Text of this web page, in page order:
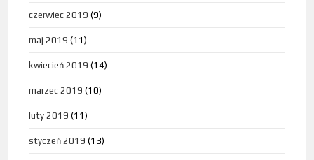
czerwiec 2019 (9)
maj 2019 (11)
kwiecień 2019 (14)
marzec 2019 (10)
luty 2019 (11)
styczeń 2019 (13)